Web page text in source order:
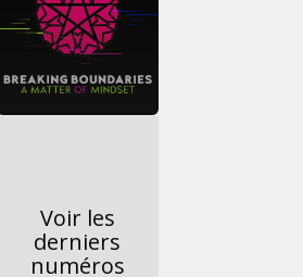
Voir les
derniers
numéros